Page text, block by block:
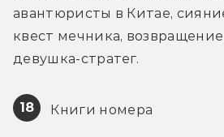
авантюристы в Китае,
квест мечника,
девушка-стратег.
18 Книги номера